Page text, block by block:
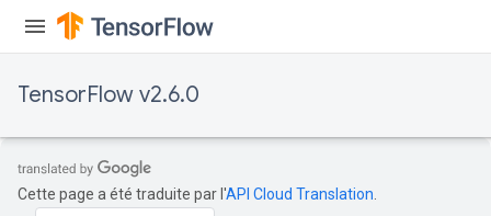
TensorFlow v2.6.0
Cette page a été traduite par l'API Cloud Translation